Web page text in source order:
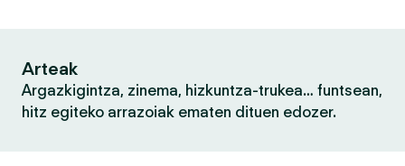
Arteak
Argazkigintza, zinema, hizkuntza-trukea… funtsean,
hitz egiteko arrazoiak ematen dituen edozer.